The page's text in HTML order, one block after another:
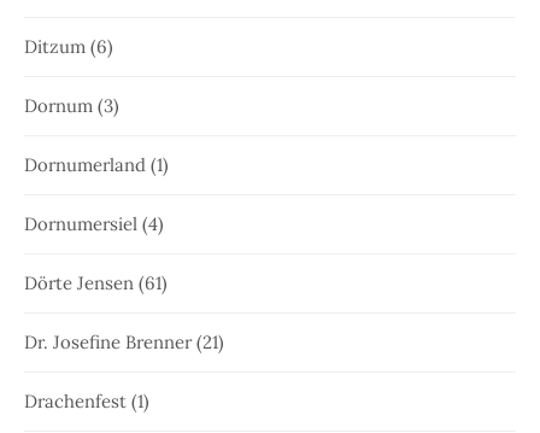
Ditzum (6)
Dornum (3)
Dornumerland (1)
Dornumersiel (4)
Dörte Jensen (61)
Dr. Josefine Brenner(21)
Drachenfest (1)